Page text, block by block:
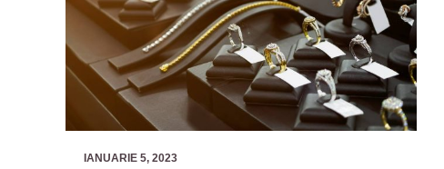
IANUARIE 5, 2023